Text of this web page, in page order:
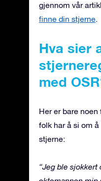
gjennom vår
finne din stjerne.
Hva sier
med
Her er bare
folk har å si om
stjerne:
“Jeg ble sjokkert